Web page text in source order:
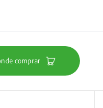
comprar